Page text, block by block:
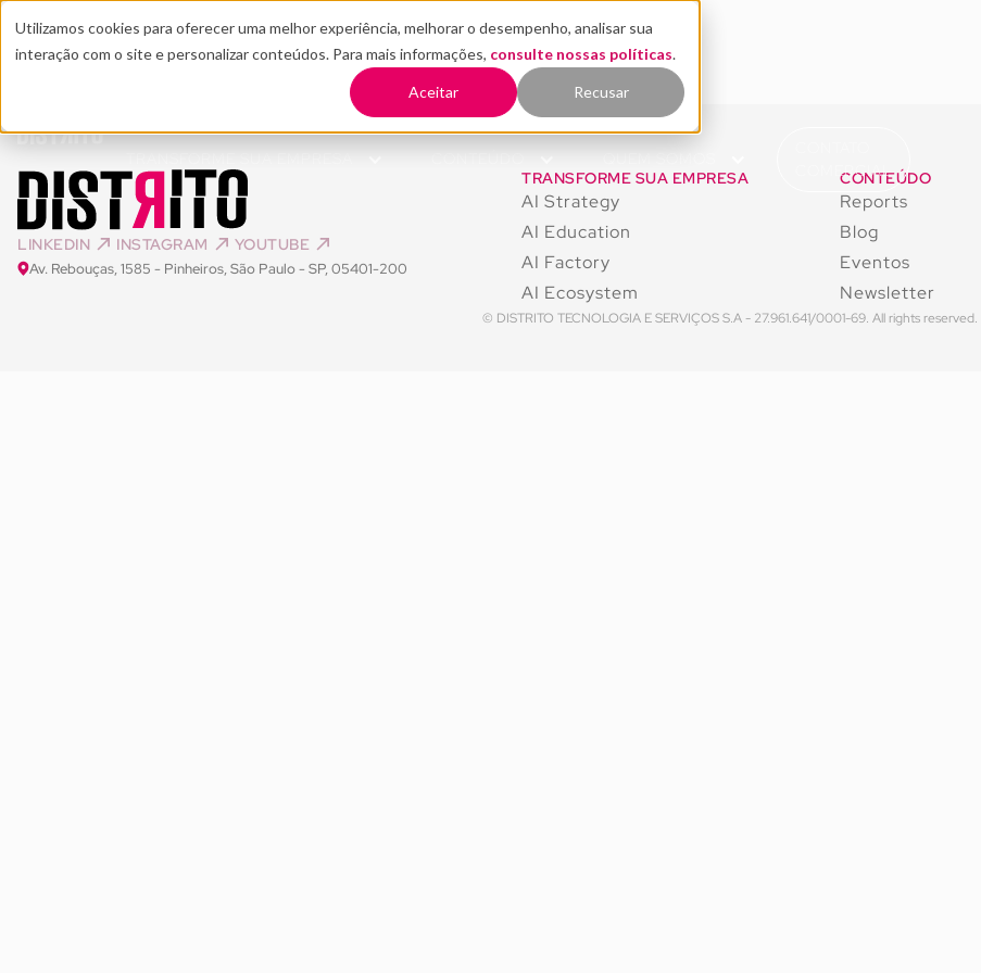
Utilizamos cookies para oferecer uma melhor experiência, melhorar o desempenho, analisar sua
interação com o site e personalizar conteúdos. Para mais informações, consulte nossas políticas.
Aceitar Recusar
COMERCIAL
LINKEDIN INSTAGRAM YOUTUBE
Av. Rebouças, 1585 - Pinheiros, São Paulo - SP, 05401-200
TRANSFORME SUA EMPRESA
AI Strategy
AI Education
AI Factory
AI Ecosystem
CONTEÚDO
Reports
Blog
Eventos
Newsletter
© DISTRITO TECNOLOGIA E SERVIÇOS S.A - 27.961.641/0001-69. All rights reserved.